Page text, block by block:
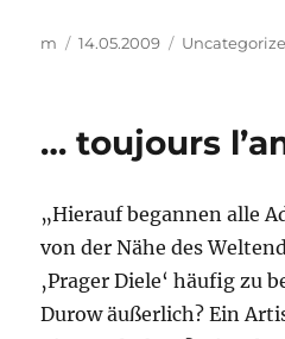
Autor
m
Veröffentlicht
14.05.2009 Kategorien
… toujours
„Hierauf begannen alle
von der Nähe des
‚Prager Diele‘ häufig zu
Durow äußerlich? Ein